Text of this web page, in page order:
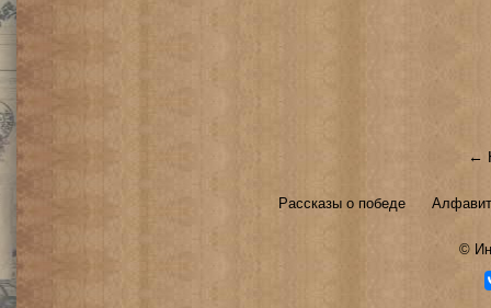
←
Рассказы о победе
©